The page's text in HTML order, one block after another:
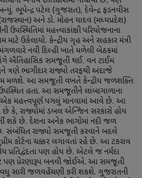
ભૂપેન્દ્ર પટેલ (ગુજરાત), દેવેન્દ્ર ફડનવીસ
અને ડો. મોહન યાદવ (મધ્યપ્રદેશ)
ઉપસ્થિતિમાં મહત્ત્વાકાંક્ષી પરિયોજનાના
માટે ઉકેલાયો. કેન્દ્રીય ગૃહ અને સહકાર મંત્રી
નવી દિલ્હી ખાતે મળેલી બેઠકમાં
ઐતિહાસિક સમજૂતી થઈ. વન ટાઈમ
ભાગીદાર રાજ્યો તરફથી અંદાજે
મળશે. આ સમજૂતી વખતે કેન્દ્રીય જળશક્તિ
હતા. આ સમજૂતીને લાંબાગાળાના
એક મહત્ત્વપૂર્ણ પગલું માનવામાં આવે છે. આ
છે કે, રાજ્યોમાં ડબલ એન્જિન સરકારો હોય
શકે છે. દેશના અનેક ભાગોમાં નદી જળ
સંબંધિત રાજ્યો સમજૂતી કરવાને બદલે
કોર્ટના ચક્કર લગાવતાં રહે છે. આ ટકરાવ
પ્રતિદ્વંદતા પણ હોય છે. એટલે જ નર્મદા
પણ પ્રેરણારૂપ બનવી જોઈએ. આ સમજૂતી
સારી જળવહેંચણી કરી શકશે. ગુજરાતની